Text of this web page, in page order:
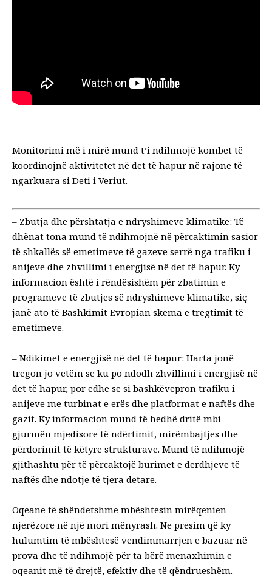
Monitorimi më i mirë mund t’i ndihmojë kombet të
koordinojnë aktivitetet në det të hapur në rajone të
ngarkuara si Deti i Veriut.
– Zbutja dhe përshtatja e ndryshimeve klimatike: Të
dhënat tona mund të ndihmojnë në përcaktimin sasior
të shkallës së emetimeve të gazeve serrë nga trafiku i
anijeve dhe zhvillimi i energjisë në det të hapur. Ky
informacion është i rëndësishëm për zbatimin e
programeve të zbutjes së ndryshimeve klimatike, siç
janë ato të Bashkimit Evropian skema e tregtimit të
emetimeve.
– Ndikimet e energjisë në det të hapur: Harta jonë
tregon jo vetëm se ku po ndodh zhvillimi i energjisë në
det të hapur, por edhe se si bashkëvepron trafiku i
anijeve me turbinat e erës dhe platformat e naftës dhe
gazit. Ky informacion mund të hedhë dritë mbi
gjurmën mjedisore të ndërtimit, mirëmbajtjes dhe
përdorimit të këtyre strukturave. Mund të ndihmojë
gjithashtu për të përcaktojë burimet e derdhjeve të
naftës dhe ndotje të tjera detare.
Oqeane të shëndetshme mbështesin mirëqenien
njerëzore në një mori mënyrash. Ne presim që ky
hulumtim të mbështesë vendimmarrjen e bazuar në
prova dhe të ndihmojë për ta bërë menaxhimin e
oqeanit më të drejtë, efektiv dhe të qëndrueshëm.